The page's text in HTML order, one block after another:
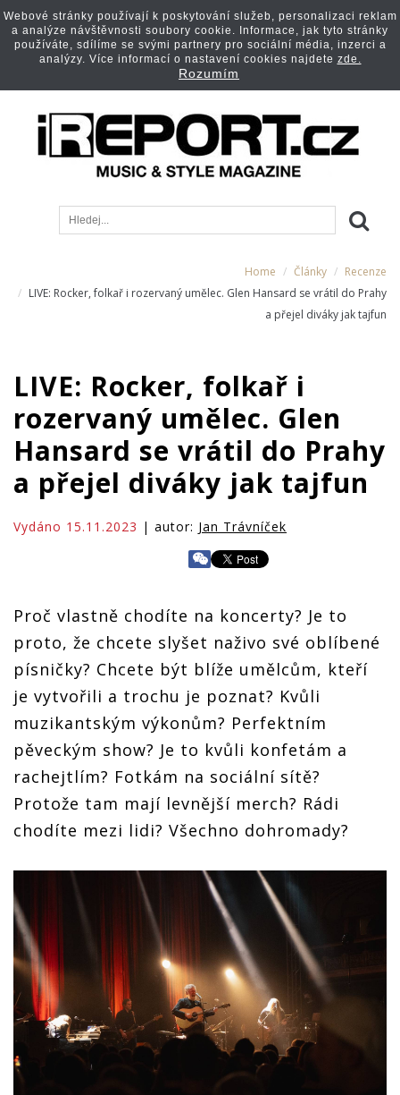
Home Články
Recenze
LIVE: Rocker, folkař i rozervaný umělec. Glen Hansard se vrátil do Prahy
a přejel diváky jak tajfun
LIVE: Rocker, folkař i
rozervaný umělec. Glen
Hansard se vrátil do Prahy
a přejel diváky jak tajfun
Vydáno 15.11.2023 | autor: Jan Trávníček
Proč vlastně chodíte na koncerty? Je to
proto, že chcete slyšet naživo své oblíbené
písničky? Chcete být blíže umělcům, kteří
je vytvořili a trochu je poznat? Kvůli
muzikantským výkonům? Perfektním
pěveckým show? Je to kvůli konfetám a
rachejtlím? Fotkám na sociální sítě?
Protože tam mají levnější merch? Rádi
chodíte mezi lidi? Všechno dohromady?
Webové stránky používají k poskytování služeb, personalizaci reklam
a analýze návštěvnosti soubory cookie. Informace, jak tyto stránky
používáte, sdílíme se svými partnery pro sociální média, inzerci a
analýzy. Více informací o nastavení cookies najdete zde.
Rozumím